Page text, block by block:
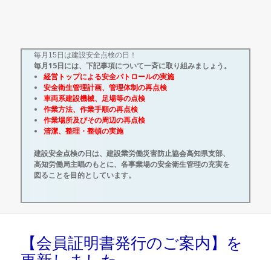
毎月15日は建設安全点検の日！
毎月15日には、下記事項について一斉に取り組みましょう。
経営トップによる安全パトロールの実施
安全衛生管理計画、管理体制の再点検
車両系建設機械、足場等の点検
作業方法、作業手順の再点検
作業場所及びその周辺の再点検
清潔、整理・整頓の実施
建設安全点検の日は、建設業労働災害防止協会高知県支部、
高知労働局主唱のもとに、各事業場の安全衛生管理の充実を
図ることを目的としています。
【会員証明書発行のご案内】を